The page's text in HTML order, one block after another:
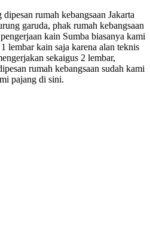
rumah kebangsaan Jakarta
garuda, phak rumah kebangsaan
kain Sumba biasanya kami
lembar kain saja karena alan teknis
sekaigus 2 lembar,
rumah kebangsaan sudah kami
pajang di sini.